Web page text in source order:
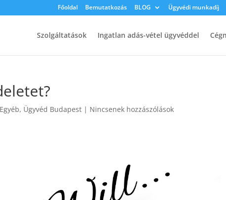
Főoldal Bemutatkozás BLOG Ügyvédi munkadíj
Szolgáltatások Ingatlan adás-vétel ügyvéddel
Egyéb, Ügyvéd Budapest | Nincsenek hozzászólások